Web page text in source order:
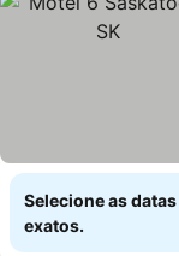
Selecione as
exatos.